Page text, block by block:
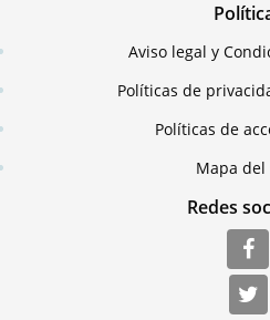
Aviso legal y
Políticas de
Políticas de
Mapa del
Redes